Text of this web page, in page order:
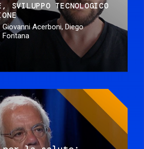
SVILUPPO TECNOLOGICO
Giovanni Acerboni, Diego
Fontana